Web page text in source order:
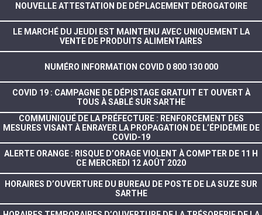
NOUVELLE ATTESTATION DE DÉPLACEMENT DÉROGATOIRE
LE MARCHÉ DU JEUDI EST MAINTENU AVEC UNIQUEMENT LA
VENTE DE PRODUITS ALIMENTAIRES
NUMÉRO INFORMATION COVID 0 800 130 000
COVID 19 : CAMPAGNE DE DÉPISTAGE GRATUIT ET OUVERT À
TOUS À SABLÉ SUR SARTHE
COMMUNIQUÉ DE LA PRÉFECTURE : RENFORCEMENT DES
MESURES VISANT À ENRAYER LA PROPAGATION DE L’ÉPIDÉMIE DE
COVID-19
ALERTE ORANGE : RISQUE D’ORAGE VIOLENT À COMPTER DE 11 H
CE MERCREDI 12 AOÛT 2020
HORAIRES D’OUVERTURE DU BUREAU DE POSTE DE LA SUZE SUR
SARTHE